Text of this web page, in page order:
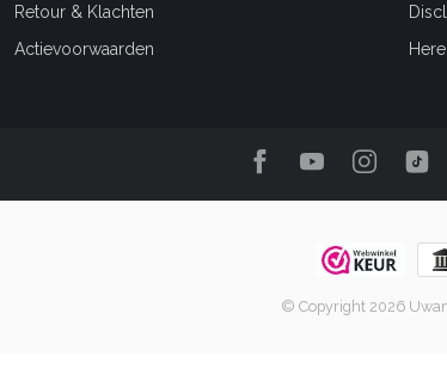
Retour & Klachten
Actievoorwaarden
© Copyright 2026